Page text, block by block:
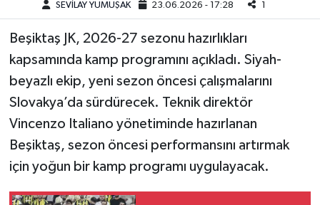
SEVİLAY YUMUŞAK 23.06.2026 - 17:28 1
Beşiktaş JK, 2026-27 sezonu hazırlıkları
kapsamında kamp programını açıkladı. Siyah-
beyazlı ekip, yeni sezon öncesi çalışmalarını
Slovakya’da sürdürecek. Teknik direktör
Vincenzo Italiano yönetiminde hazırlanan
Beşiktaş, sezon öncesi performansını artırmak
için yoğun bir kamp programı uygulayacak.
Spor
SürManşet
Teknoloji
Yaşam
KAHRAMANMARAŞ